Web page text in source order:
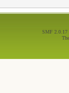
SMF 2.0.17